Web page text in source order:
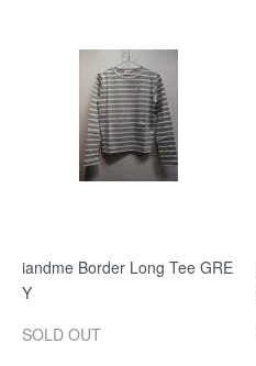
iandme Border Long Tee GRE
Y
SOLD OUT